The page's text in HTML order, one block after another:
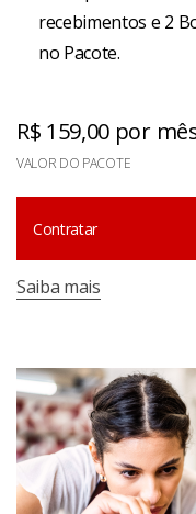
recebimentos e 2
no Pacote.
R$ 159,00 por
VALOR DO PACOTE
Contratar
Saiba mais